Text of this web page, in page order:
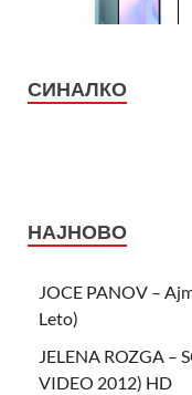
СИНАЛКО
НАЈНОВО
JOCE PANOV –
Leto)
JELENA ROZGA –
VIDEO 2012) HD